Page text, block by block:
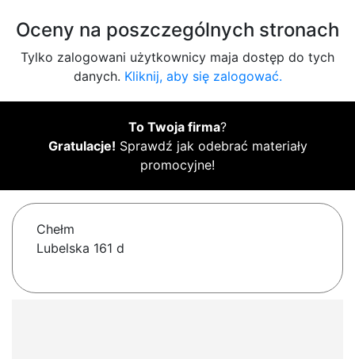
Oceny na poszczególnych stronach
Tylko zalogowani użytkownicy maja dostęp do tych
danych. Kliknij, aby się zalogować.
To Twoja firma?
Gratulacje! Sprawdź jak odebrać materiały
promocyjne!
Chełm
Lubelska 161 d